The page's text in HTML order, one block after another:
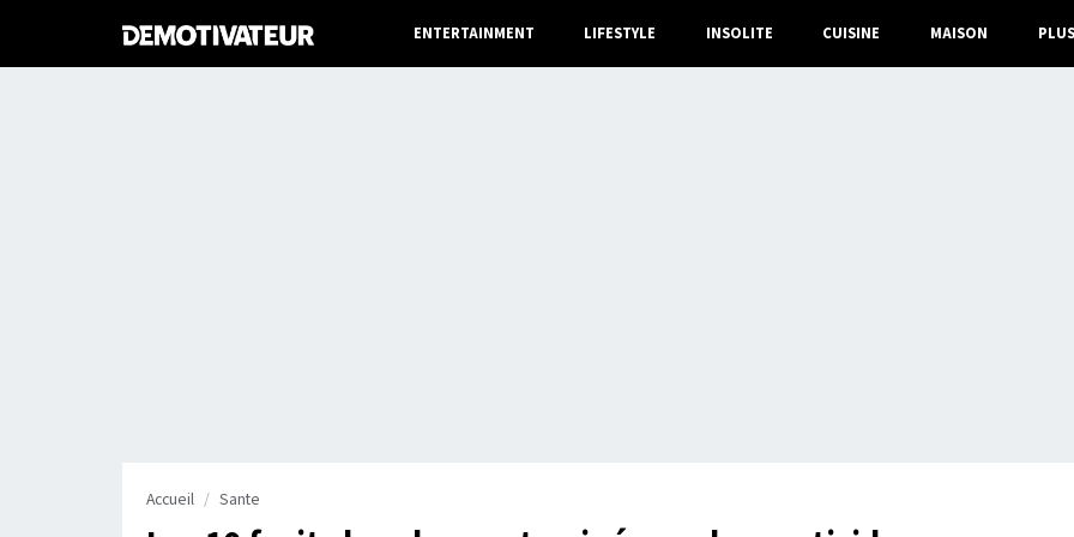
ENTERTAINMENT LIFESTYLE INSOLITE CUISINE MAISON PLUS
Accueil Sante